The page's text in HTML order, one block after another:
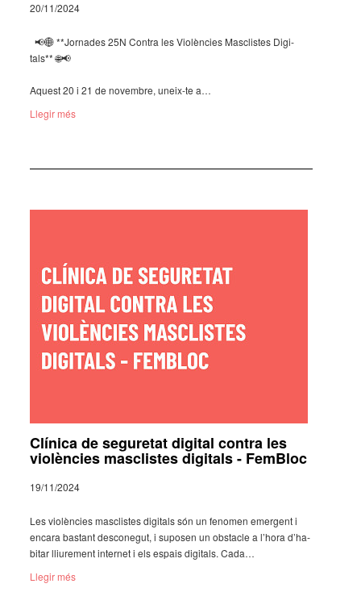
20/11/2024
📢🌐 **Jor­na­des 25N Contra les Violèn­cies Masclis­tes Digi­
tals** 🌐📢
Aquest 20 i 21 de novem­bre, uneix-te a…
Llegir més
Clínica de seguretat digital contra les
violències masclistes digitals - FemBloc
19/11/2024
Les violèn­cies masclis­tes digi­tals són un feno­men emer­gent i
encara bastant desco­ne­gut, i supo­sen un obsta­cle a l’hora d’ha­
bi­tar lliu­re­ment inter­net i els espais digi­tals. Cada…
Llegir més